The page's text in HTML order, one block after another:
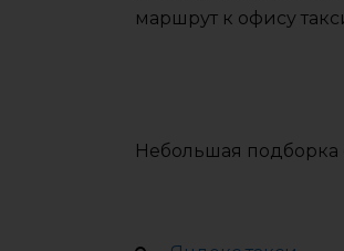
маршрут к офису
Небольшая подборка